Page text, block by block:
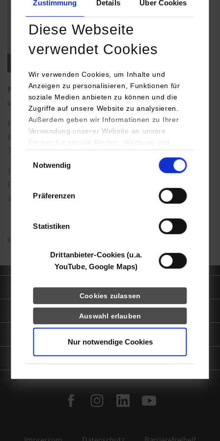
Zustimmung Details Über Cookies
Diese Webseite
verwendet Cookies
Wir verwenden Cookies, um Inhalte und
Anzeigen zu personalisieren, Funktionen für
soziale Medien anbieten zu können und die
Zugriffe auf unsere Website zu analysieren.
Außerdem geben wir Informationen zu Ihrer
Verwendung unserer Website an unsere
Partner für soziale Medien, Werbung und
YouTube, Google Maps) führen diese
Daten zusammen, die Sie ihnen bereitgestellt
haben oder die sie im Rahmen Ihrer Nutzung
Notwendig
Präferenzen
Statistiken
Drittanbieter-Cookies (u.a.
YouTube, Google Maps)
Cookies zulassen
Auswahl erlauben
Nur notwendige Cookies
Professor für Betriebswirtschaftslehre, insb. Logistik
und Supply Chain Management
Paulinenstraße 50
Raum: 412
70178 Stuttgart
Fax: 0711/1849-
alexander.kressner@dhbw-stuttgart.de
Quicklinks
Informationen für
Kontaktinfo
facebookinstagramlinkedin youtube